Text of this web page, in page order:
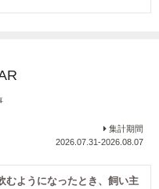
集計期間
2026.07.31-2026.08.07
むようになったとき、飼い主